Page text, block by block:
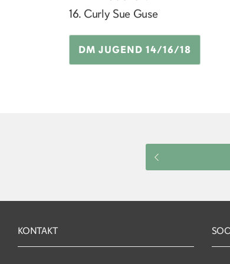
16. Curly Sue Guse
DM JUGEND 14/16/18
KONTAKT